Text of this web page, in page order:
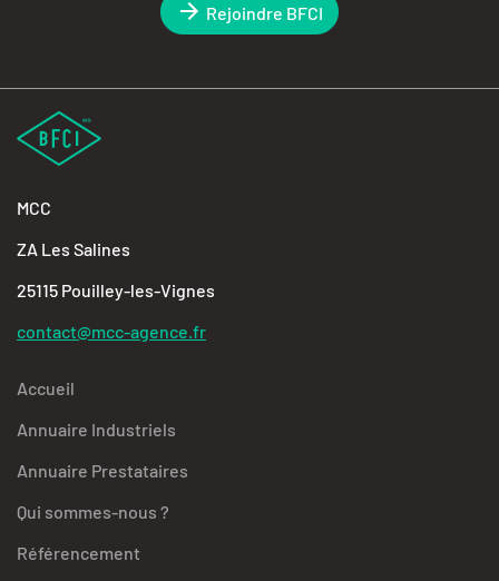
Rejoindre BFCI
MCC
ZA Les Salines
25115 Pouilley-les-Vignes
contact@mcc-agence.fr
Accueil
Annuaire Industriels
Annuaire Prestataires
Qui sommes-nous ?
Référencement